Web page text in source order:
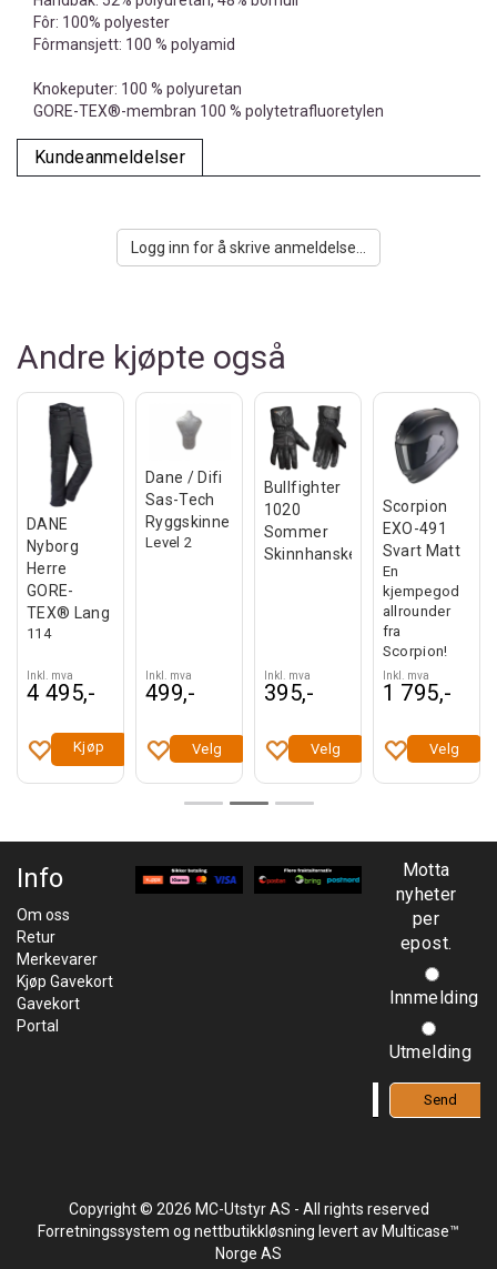
Fôr: 100% polyester
Fôrmansjett: 100 % polyamid
Knokeputer: 100 % polyuretan
GORE-TEX®-membran 100 % polytetrafluoretylen
Kundeanmeldelser
Logg inn for å skrive anmeldelse...
Andre kjøpte også
DANE
Nyborg
Herre
GORE-
TEX® Lang
114
Inkl. mva
4 495,-
Kjøp
Dane / Difi
Sas-Tech
Ryggskinne
Level 2
Inkl. mva
499,-
Velg
Bullfighter
1020
Sommer
Skinnhanske
Inkl. mva
395,-
Velg
Scorpion
EXO-491
Svart Matt
En
kjempegod
allrounder
fra
Scorpion!
Inkl. mva
1 795,-
Velg
Info
Om oss
Retur
Merkevarer
Kjøp Gavekort
Gavekort
Portal
Motta
nyheter
per
epost.
Innmelding
Utmelding
Copyright © 2026 MC-Utstyr AS - All rights reserved
Forretningssystem og nettbutikkløsning levert av Multicase™
Norge AS